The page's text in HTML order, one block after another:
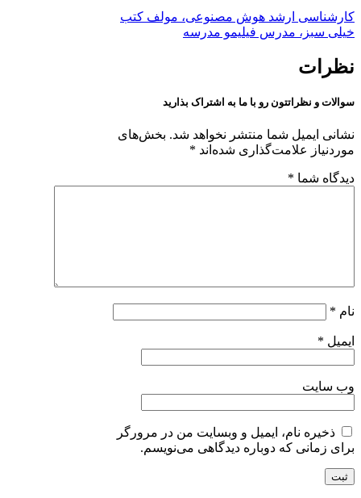
کارشناسی ارشد هوش مصنوعی، مولف کتب
خیلی سبز، مدرس فیلیمو مدرسه
نظرات
سوالات و نظراتتون رو با ما به اشتراک بذارید
نشانی ایمیل شما منتشر نخواهد شد. بخش‌های
موردنیاز علامت‌گذاری شده‌اند *
دیدگاه شما *
نام *
ایمیل *
وب‌ سایت
ذخیره نام، ایمیل و وبسایت من در مرورگر
برای زمانی که دوباره دیدگاهی می‌نویسم.